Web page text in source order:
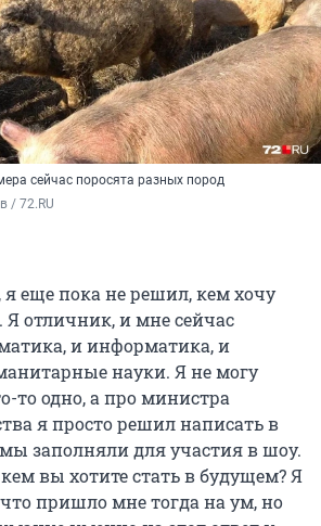
сейчас поросята разных пород
/ 72.RU
еще пока не решил, кем хочу
Я отличник, и мне сейчас
и информатика, и
науки. Я не могу
то одно, а про министра
я просто решил написать в
заполняли для участия в шоу.
вы хотите стать в будущем? Я
пришло мне тогда на ум, но